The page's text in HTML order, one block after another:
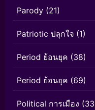
Parody (21)
Patriotic ปลุกใจ (1)
Period ย้อนยุค (38)
Period ย้อนยุค (69)
Political การเมือง